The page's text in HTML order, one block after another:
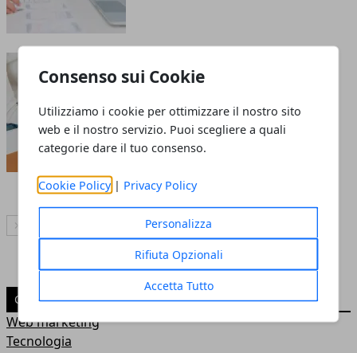
Consenso sui Cookie
Utilizziamo i cookie per ottimizzare il nostro sito
web e il nostro servizio. Puoi scegliere a quali
categorie dare il tuo consenso.
Cookie Policy | Privacy Policy
Personalizza
Rifiuta Opzionali
Accetta Tutto
per la diffusione di
comunicati stampa.
Semplice, veloce e
accessibile.
Articolo Successivo
CATEGORIE
Web marketing
Tecnologia